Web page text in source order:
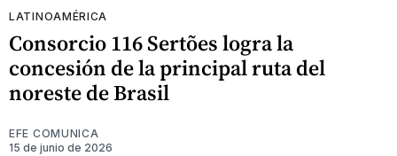
LATINOAMÉRICA
Consorcio 116 Sertões logra la
concesión de la principal ruta del
noreste de Brasil
EFE COMUNICA
15 de junio de 2026